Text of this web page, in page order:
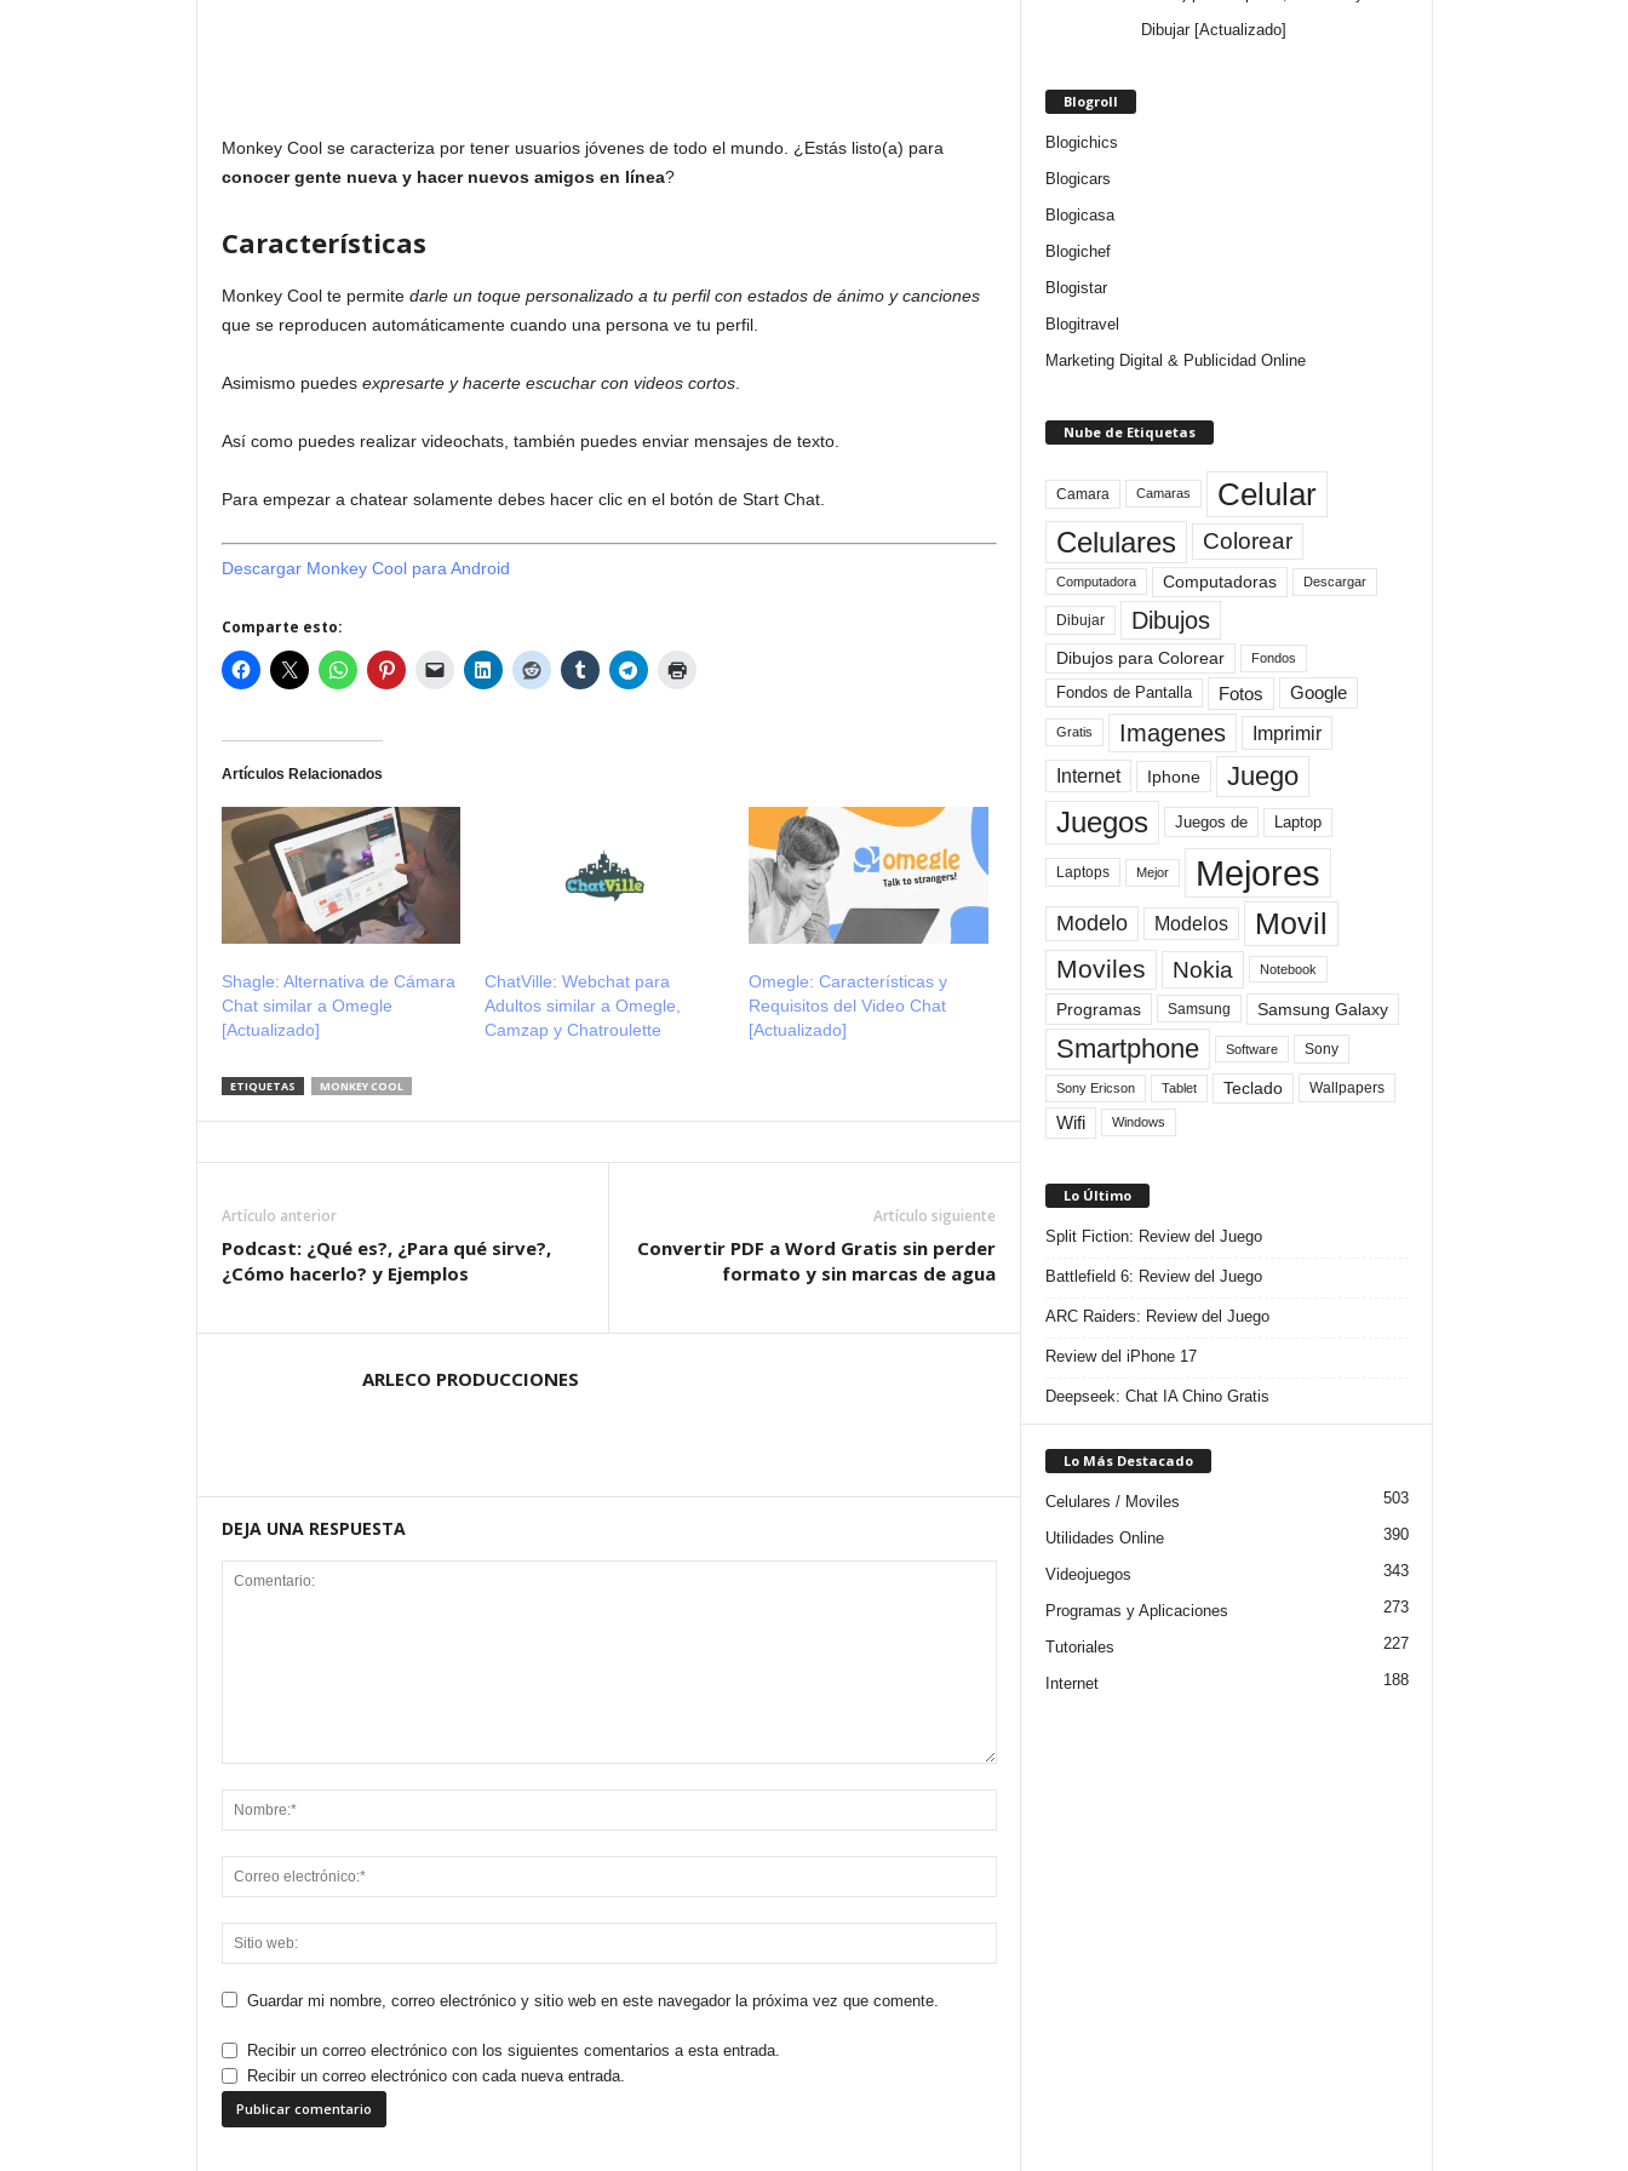
Monkey Cool se caracteriza por tener usuarios jóvenes de todo el mundo. ¿Estás listo(a) para
conocer gente nueva y hacer nuevos amigos en línea?
Características
Monkey Cool te permite darle un toque personalizado a tu perfil con estados de ánimo y canciones
que se reproducen automáticamente cuando una persona ve tu perfil.
Asimismo puedes expresarte y hacerte escuchar con videos cortos.
Así como puedes realizar videochats, también puedes enviar mensajes de texto.
Para empezar a chatear solamente debes hacer clic en el botón de Start Chat.
Descargar Monkey Cool para Android
Comparte esto:
Artículos Relacionados
Shagle: Alternativa de Cámara
Chat similar a Omegle
[Actualizado]
ChatVille: Webchat para
Adultos similar a Omegle,
Camzap y Chatroulette
Omegle: Características y
Requisitos del Video Chat
[Actualizado]
ETIQUETAS MONKEY COOL
Artículo anterior
Podcast: ¿Qué es?, ¿Para qué sirve?,
¿Cómo hacerlo? y Ejemplos
Artículo siguiente
Convertir PDF a Word Gratis sin perder
formato y sin marcas de agua
ARLECO PRODUCCIONES
DEJA UNA RESPUESTA
Guardar mi nombre, correo electrónico y sitio web en este navegador la próxima vez que comente.
Recibir un correo electrónico con los siguientes comentarios a esta entrada.
Recibir un correo electrónico con cada nueva entrada.
Dibujar [Actualizado]
Blogroll
Blogichics
Blogicars
Blogicasa
Blogichef
Blogistar
Blogitravel
Marketing Digital & Publicidad Online
Nube de Etiquetas
Camara Camaras Celular
Celulares Colorear
Computadora Computadoras Descargar
Dibujar Dibujos
Dibujos para Colorear Fondos
Fondos de Pantalla Fotos Google
Gratis Imagenes Imprimir
Internet Iphone Juego
Juegos Juegos de Laptop
Laptops Mejor Mejores
Modelo Modelos Movil
Moviles Nokia Notebook
Programas Samsung Samsung Galaxy
Smartphone Software Sony
Sony Ericson Tablet Teclado Wallpapers
Wifi Windows
Lo Último
Split Fiction: Review del Juego
Battlefield 6: Review del Juego
ARC Raiders: Review del Juego
Review del iPhone 17
Deepseek: Chat IA Chino Gratis
Lo Más Destacado
Celulares / Moviles 503
Utilidades Online 390
Videojuegos 343
Programas y Aplicaciones 273
Tutoriales 227
Internet 188